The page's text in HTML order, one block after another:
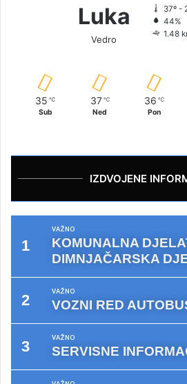
Luka
Vedro
37º -
44%
1.48
35 ℃
Sub
37 ℃
Ned
36 ℃
Pon
IZDVOJENE
VAŽNO
KOMUNALNA
DIMNJAČARSKA
VAŽNO
VOZNI RED
VAŽNO
SERVISNE